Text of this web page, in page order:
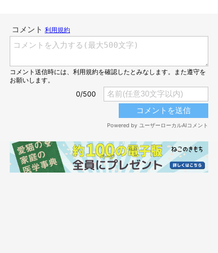
作に続く待望の第2弾！ 可愛い新作パンが仲間入りしているそ
うです♪